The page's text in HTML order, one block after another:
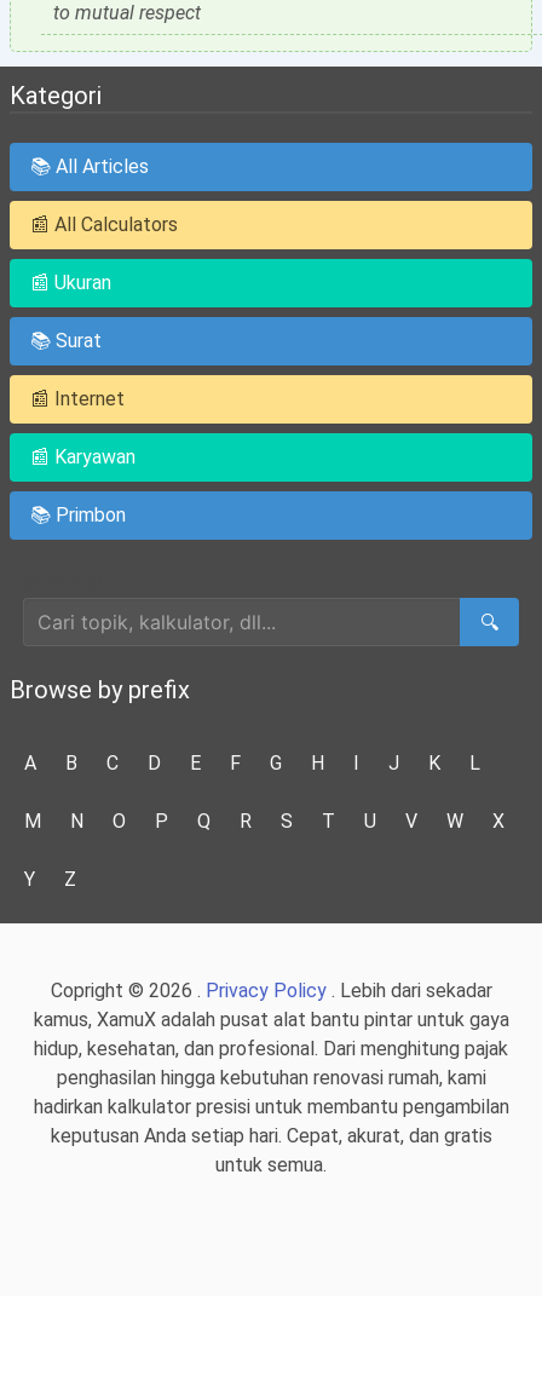
to mutual respect
Kategori
📚 All Articles
📰 All Calculators
📰 Ukuran
📚 Surat
📰 Internet
📰 Karyawan
📚 Primbon
🔍
Browse by prefix
A B C D E F G H I J K L
M N O P Q R S T U V W X
Y Z
Copright © 2026 . Privacy Policy. Lebih dari sekadar
kamus, XamuX adalah pusat alat bantu pintar untuk gaya
hidup, kesehatan, dan profesional. Dari menghitung pajak
penghasilan hingga kebutuhan renovasi rumah, kami
hadirkan kalkulator presisi untuk membantu pengambilan
keputusan Anda setiap hari. Cepat, akurat, dan gratis
untuk semua.